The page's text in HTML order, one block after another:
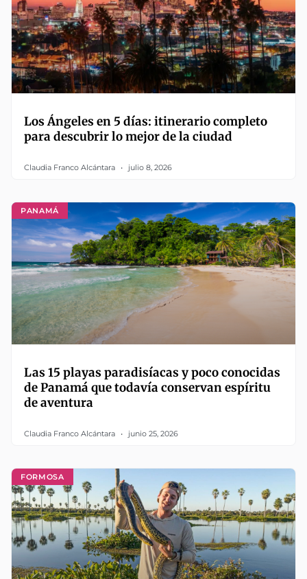
Los Ángeles en 5 días: itinerario completo
para descubrir lo mejor de la ciudad
Claudia Franco Alcántara julio 8, 2026
PANAMÁ
Las 15 playas paradisíacas y poco conocidas
de Panamá que todavía conservan espíritu
de aventura
Claudia Franco Alcántara junio 25, 2026
FORMOSA